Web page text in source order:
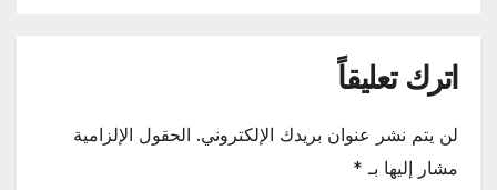
اترك تعليقاً
لن يتم نشر عنوان بريدك الإلكتروني. الحقول الإلزامية
مشار إليها بـ *